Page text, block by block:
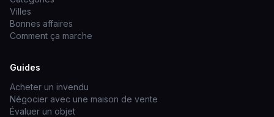
Villes
Bonnes affaires
Comment ça marche
Guides
Acheter un invendu
Négocier avec une maison de vente
Évaluer un objet